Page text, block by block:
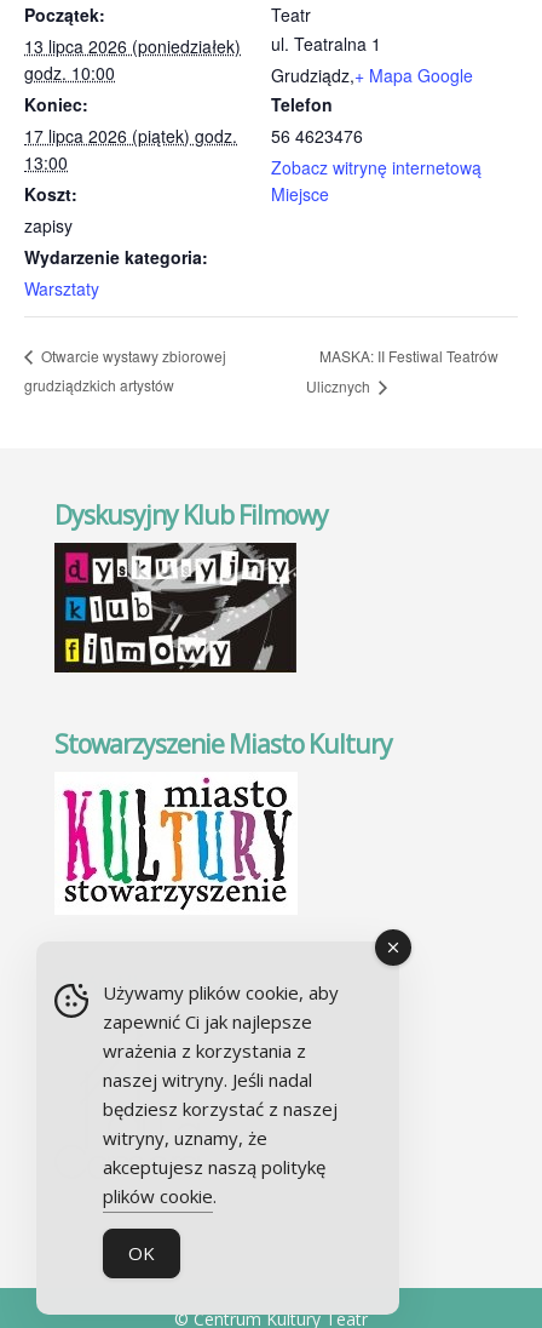
Początek:
13 lipca 2026 (poniedziałek)
godz. 10:00
Koniec:
17 lipca 2026 (piątek) godz.
13:00
Koszt:
zapisy
Wydarzenie kategoria:
Warsztaty
Teatr
ul. Teatralna 1
Grudziądz,+ Mapa Google
Telefon
56 4623476
Zobacz witrynę internetową
Miejsce
Otwarcie wystawy zbiorowej
grudziądzkich artystów
MASKA: II Festiwal Teatrów
Ulicznych
Dyskusyjny Klub Filmowy
Stowarzyszenie Miasto Kultury
Chór Alla camera
© Centrum Kultury Teatr
Używamy plików cookie, aby
zapewnić Ci jak najlepsze
wrażenia z korzystania z
naszej witryny. Jeśli nadal
będziesz korzystać z naszej
witryny, uznamy, że
akceptujesz naszą politykę
plików cookie.
OK